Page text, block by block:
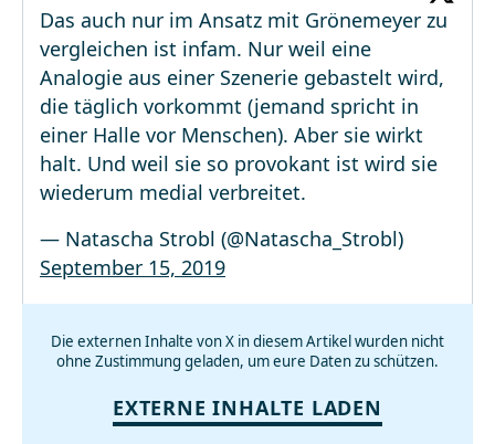
Das auch nur im Ansatz mit Grönemeyer zu
vergleichen ist infam. Nur weil eine
Analogie aus einer Szenerie gebastelt wird,
die täglich vorkommt (jemand spricht in
einer Halle vor Menschen). Aber sie wirkt
halt. Und weil sie so provokant ist wird sie
wiederum medial verbreitet.
— Natascha Strobl (@Natascha_Strobl)
September 15, 2019
Die externen Inhalte von X in diesem Artikel wurden nicht
ohne Zustimmung geladen, um eure Daten zu schützen.
EXTERNE INHALTE LADEN